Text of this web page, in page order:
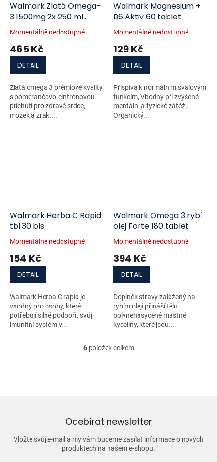
Walmark Zlatá Omega-
3 1500mg 2x 250 ml
Promo 2022
Momentálně nedostupné
465 Kč
DETAIL
Zlatá omega 3 prémiové kvality
s pomerančovo-cintrónovou
příchutí pro zdravé srdce,
mozek a zrak....
Walmark Magnesium +
B6 Aktiv 60 tablet
Momentálně nedostupné
129 Kč
DETAIL
Přispívá k normálním svalovým
funkcím, Vhodný při zvýšené
mentální a fyzické zátěži,
Organický...
Walmark Herba C Rapid
tbl.30 bls.
Momentálně nedostupné
154 Kč
DETAIL
Walmark Herba C rapid je
vhodný pro osoby, které
potřebují silně podpořit svůj
imunitní systém v...
Walmark Omega 3 rybí
olej Forte 180 tablet
Momentálně nedostupné
394 Kč
DETAIL
Doplněk stravy založený na
rybím oleji přináší tělu
polynenasycené mastné
kyseliny, které jsou...
O
p
r
v
k
6položek celkem
Odebírat newsletter
Vložte svůj e-mail a my vám budeme zasílat informace o nových
produktech na našem e-shopu.